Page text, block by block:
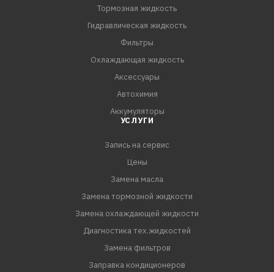
максимальную защиту от износа при любом режиме
RAVENOL CVTF NS2/J1 Fluid применяется для коробок
передач CVT следующих автомобилей: Peugeot 4007,
Mitsubishi Galant Fortis, Mits
Тормозная жидкость
Гидравлическая жидкость
Фильтры
Охлаждающая жидкость
Аксессуары
Автохимия
Аккумуляторы
УСЛУГИ
Запись на сервис
Цены
Замена масла
Замена тормозной жидкости
Замена охлаждающей жидкости
Диагностика тех.жидкостей
Замена фильтров
Заправка кондиционеров